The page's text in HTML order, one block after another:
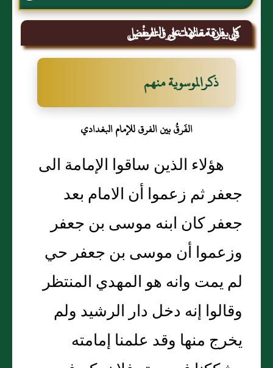
كل فرقة منها على التفصيل
في بيان مقالات فرق الرفْض
ذكرالموسوية منهم
الفَرقُ بين الفرق للإمام البغدادي
هؤلاء الذين ساقوا الإمامة الى
جعفر ثم زعموا أن الامام بعد
جعفر كان ابنه موسى بن جعفر
وزعموا أن موسى بن جعفر حي
لم يمت وانه هو المهدي المنتظر
وقالوا إنه دخل دار الرشيد ولم
يخرج منها وقد علمنا إمامته